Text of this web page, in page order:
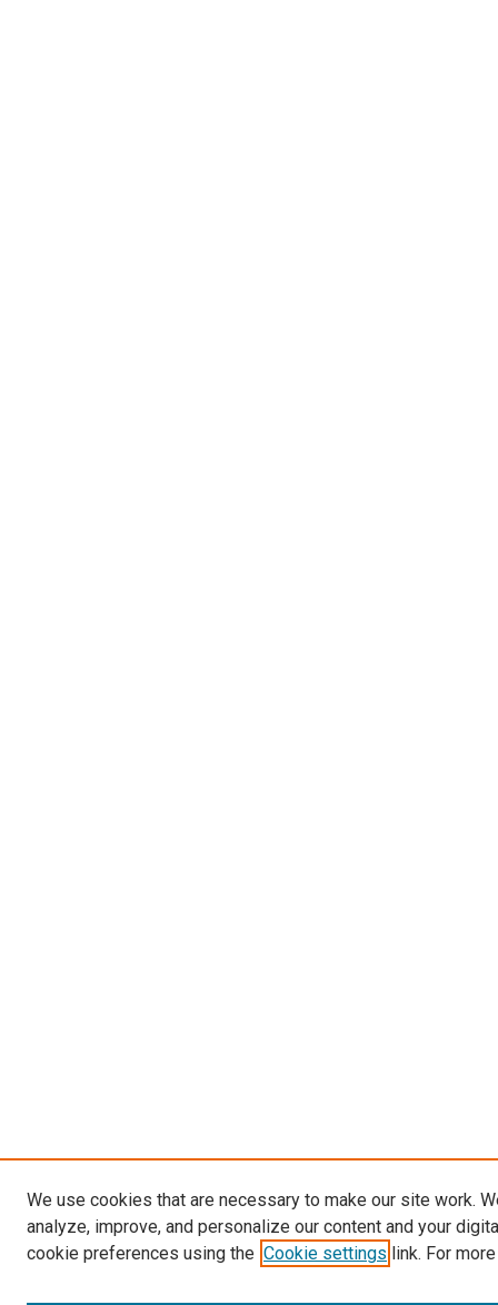
We use cookies that are necessary to make our site work.
analyze, improve, and personalize our content and your
cookie preferences using the Cookie settings link. For